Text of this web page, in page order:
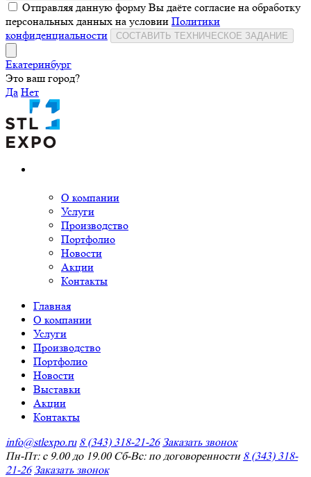
Отправляя данную форму Вы даёте согласие на обработку
персональных данных на условии Политики
конфиденциальности
СОСТАВИТЬ ТЕХНИЧЕСКОЕ ЗАДАНИЕ
Екатеринбург
Это ваш город?
Да Нет
О компании
Услуги
Производство
Портфолио
Новости
Акции
Контакты
Главная
О компании
Услуги
Производство
Портфолио
Новости
Выставки
Акции
Контакты
info@stlexpo.ru 8 (343) 318-21-26 Заказать звонок
Пн-Пт: с 9.00 до 19.00 Сб-Вс: по договоренности 8 (343) 318-
21-26 Заказать звонок